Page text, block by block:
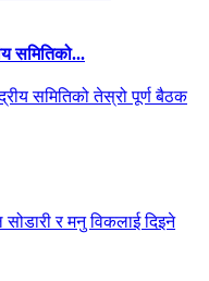
समितिको...